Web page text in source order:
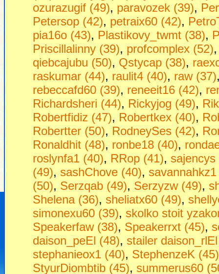
ozurazugif (49), paravozek (39),
Petersop (42), petraix60 (42),
pia16o (43), Plastikovy_twmt (38),
Priscillalinny (39), profcomplex (52)
qiebcajubu (50), Qstycap (38),
raskumar (44), raulit4 (40), raw (37)
rebeccafd60 (39), reneeit16 (42),
Richardsheri (44), Rickyjog (49),
Robertfidiz (47), Robertkex (40),
Robertter (50), RodneySes (42),
Ronaldhit (48), ronbe18 (40),
roslynfa1 (40), RRop (41), sajencys
(49), sashChove (40),
(50), Serzqab (49), Serzyzw (49),
Shelena (36), sheliatx60 (49),
simonexu60 (39), skolko stoit
Speakerfaw (38), Speakerrxt (45),
daison_peEl (48), stailer
stephanieox1 (40), StephenzeK (45)
StyurDiombtib (45), summerus60